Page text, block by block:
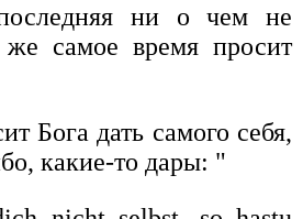
ни о чем не
самое время просит
Бога дать самого себя,
какие-то дары: "